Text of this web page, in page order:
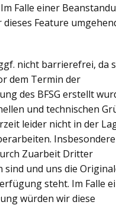
Falle einer
Feature
nicht barrierefrei, da
dem Termin der
des BFSG erstellt
und technischen
leider nicht in der
Insbesondere
Zuarbeit Dritter
sind und uns die
steht. Im Falle
würden wir diese